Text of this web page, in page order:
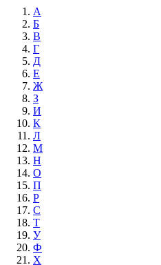
А
Б
В
Г
Д
Е
Ж
З
И
К
Л
М
Н
О
П
Р
С
Т
У
Ф
Х